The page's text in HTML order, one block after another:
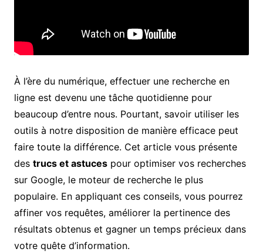
À l’ère du numérique, effectuer une recherche en
ligne est devenu une tâche quotidienne pour
beaucoup d’entre nous. Pourtant, savoir utiliser les
outils à notre disposition de manière efficace peut
faire toute la différence. Cet article vous présente
des trucs et astucespour optimiser vos recherches
sur Google, le moteur de recherche le plus
populaire. En appliquant ces conseils, vous pourrez
affiner vos requêtes, améliorer la pertinence des
résultats obtenus et gagner un temps précieux dans
votre quête d’information.